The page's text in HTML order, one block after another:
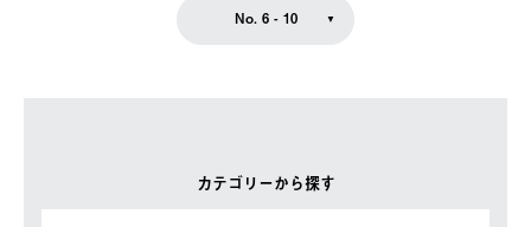
カテゴリーから探す
No. 6 - 10